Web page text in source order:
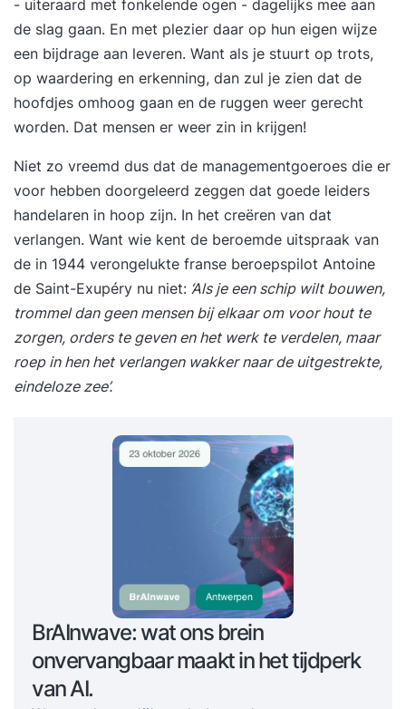
- uiteraard met fonkelende ogen - dagelijks mee aan
de slag gaan. En met plezier daar op hun eigen wijze
een bijdrage aan leveren. Want als je stuurt op trots,
op waardering en erkenning, dan zul je zien dat de
hoofdjes omhoog gaan en de ruggen weer gerecht
worden. Dat mensen er weer zin in krijgen!
Niet zo vreemd dus dat de managementgoeroes die er
voor hebben doorgeleerd zeggen dat goede leiders
handelaren in hoop zijn. In het creëren van dat
verlangen. Want wie kent de beroemde uitspraak van
de in 1944 verongelukte franse beroepspilot Antoine
de Saint-Exupéry nu niet: ‘Als je een schip wilt bouwen,
trommel dan geen mensen bij elkaar om voor hout te
zorgen, orders te geven en het werk te verdelen, maar
roep in hen het verlangen wakker naar de uitgestrekte,
eindeloze zee’.
BrAInwave: wat ons brein
onvervangbaar maakt in het tijdperk
van AI.